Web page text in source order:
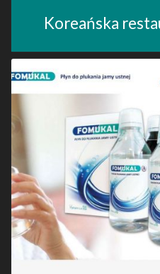
Koreańska